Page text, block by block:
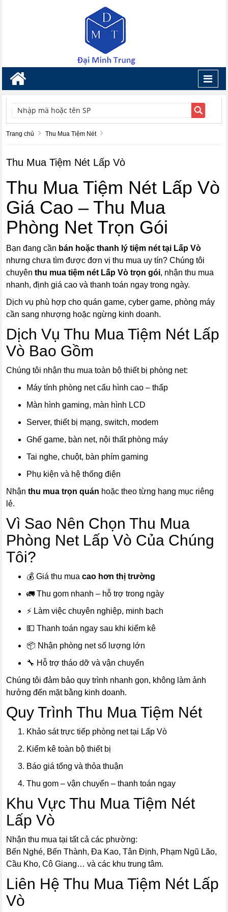
TÌM KIẾM
Trang chủ Thu Mua Tiệm Nét
Thu Mua Tiệm Nét Lấp Vò
Thu Mua Tiệm Nét Lấp Vò
Giá Cao – Thu Mua
Phòng Net Trọn Gói
Bạn đang cần bán hoặc thanh lý tiệm nét tại Lấp Vò
nhưng chưa tìm được đơn vị thu mua uy tín? Chúng tôi
chuyênthu mua tiệm nét Lấp Vò trọn gói, nhận thu mua
nhanh, định giá cao và thanh toán ngay trong ngày.
Dịch vụ phù hợp cho quán game, cyber game, phòng máy
cần sang nhượng hoặc ngừng kinh doanh.
Dịch Vụ Thu Mua Tiệm Nét Lấp
Vò Bao Gồm
Chúng tôi nhận thu mua toàn bộ thiết bị phòng net:
Máy tính phòng net cấu hình cao – thấp
Màn hình gaming, màn hình LCD
Server, thiết bị mạng, switch, modem
Ghế game, bàn net, nội thất phòng máy
Tai nghe, chuột, bàn phím gaming
Phụ kiện và hệ thống điện
Nhậnthu mua trọn quán hoặc theo từng hạng mục riêng
lẻ.
Vì Sao Nên Chọn Thu Mua
Phòng Net Lấp Vò Của Chúng
Tôi?
💰 Giá thu muacao hơn thị trường
🚛 Thu gom nhanh – hỗ trợ trong ngày
⚡ Làm việc chuyên nghiệp, minh bạch
💵 Thanh toán ngay sau khi kiểm kê
📦 Nhận phòng net số lượng lớn
🔧 Hỗ trợ tháo dỡ và vận chuyển
Chúng tôi đảm bảo quy trình nhanh gọn, không làm ảnh
hưởng đến mặt bằng kinh doanh.
Quy Trình Thu Mua Tiệm Nét
Khảo sát trực tiếp phòng net tại Lấp Vò
Kiểm kê toàn bộ thiết bị
Báo giá tổng và thỏa thuận
Thu gom – vận chuyển – thanh toán ngay
Khu Vực Thu Mua Tiệm Nét
Lấp Vò
Nhận thu mua tại tất cả các phường:
Bến Nghé, Bến Thành, Đa Kao, Tân Định, Phạm Ngũ Lão,
Cầu Kho, Cô Giang… và các khu trung tâm.
Liên Hệ Thu Mua Tiệm Nét Lấp
Vò